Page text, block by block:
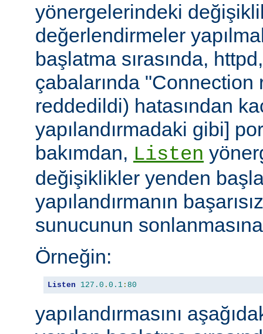
yönergelerindeki
değerlendirmeler
başlatma sırasında,
çabalarında "Connection
reddedildi) hatasından
yapılandırmadaki gibi]
bakımdan, Listen
değişiklikler yenden
yapılandırmanın
sunucunun
Örneğin:
Listen 127.0 . 0.1 : 80
yapılandırmasını